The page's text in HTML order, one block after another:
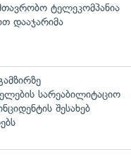
ტელეკომპანია
დააჯარიმა
სარეაბილიტაციო
შესახებ